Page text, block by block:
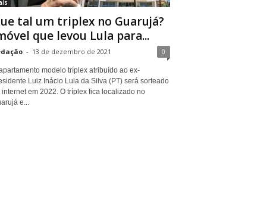
tal um triplex no Guarujá?
que levou Lula para...
- 13 de dezembro de 2021 0
modelo tríplex atribuído ao ex-
Luiz Inácio Lula da Silva (PT) será sorteado
internet em 2022. O tríplex fica localizado no
e...